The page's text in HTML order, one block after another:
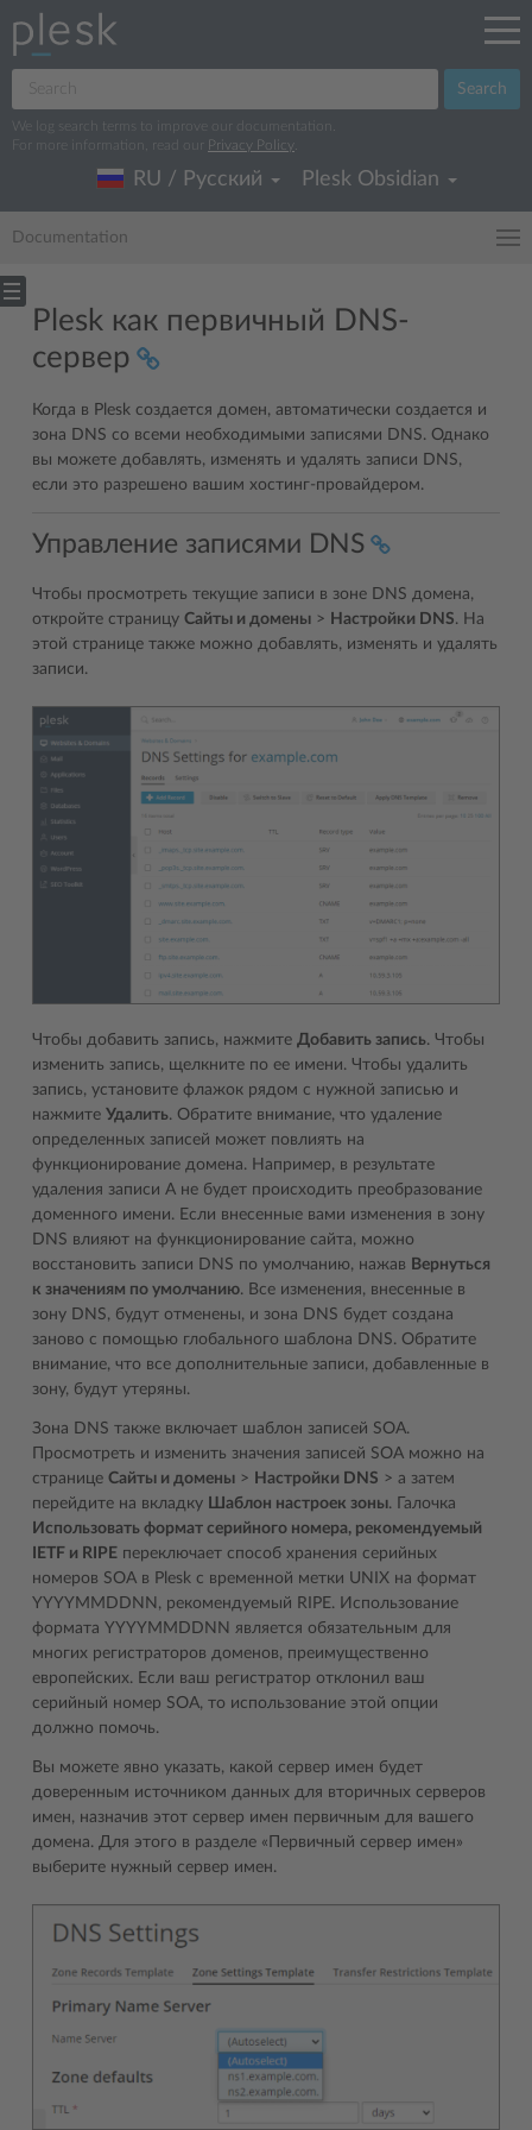
Search
We log search terms to improve our documentation.
For more information, read our
Privacy Policy
RU / Русский Plesk Obsidian
Documentation
Plesk как первичный DNS-
сервер
Когда в Plesk создается домен, автоматически создается и
зона DNS со всеми необходимыми записями DNS. Однако
вы можете добавлять, изменять и удалять записи DNS,
если это разрешено вашим хостинг-провайдером.
Управление записями DNS
Чтобы просмотреть текущие записи в зоне DNS домена,
откройте страницу Сайты и домены > Настройки DNS. На
этой странице также можно добавлять, изменять и удалять
записи.
Чтобы добавить запись, нажмите Добавить запись. Чтобы
изменить запись, щелкните по ее имени. Чтобы удалить
запись, установите флажок рядом с нужной записью и
нажмите Удалить. Обратите внимание, что удаление
определенных записей может повлиять на
функционирование домена. Например, в результате
удаления записи A не будет происходить преобразование
доменного имени. Если внесенные вами изменения в зону
DNS влияют на функционирование сайта, можно
восстановить записи DNS по умолчанию, нажав Вернуться
к значениям по умолчанию. Все изменения, внесенные в
зону DNS, будут отменены, и зона DNS будет создана
заново с помощью глобального шаблона DNS. Обратите
внимание, что все дополнительные записи, добавленные в
зону, будут утеряны.
Зона DNS также включает шаблон записей SOA.
Просмотреть и изменить значения записей SOA можно на
странице Сайты и домены > Настройки DNS > а затем
перейдите на вкладку Шаблон настроек зоны. Галочка
Использовать формат серийного номера, рекомендуемый
IETF и RIPE переключает способ хранения серийных
номеров SOA в Plesk с временной метки UNIX на формат
YYYYMMDDNN, рекомендуемый RIPE. Использование
формата YYYYMMDDNN является обязательным для
многих регистраторов доменов, преимущественно
европейских. Если ваш регистратор отклонил ваш
серийный номер SOA, то использование этой опции
должно помочь.
Вы можете явно указать, какой сервер имен будет
доверенным источником данных для вторичных серверов
имен, назначив этот сервер имен первичным для вашего
домена. Для этого в разделе «Первичный сервер имен»
выберите нужный сервер имен.